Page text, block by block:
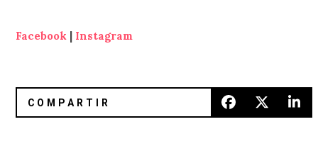
Facebook | Instagram